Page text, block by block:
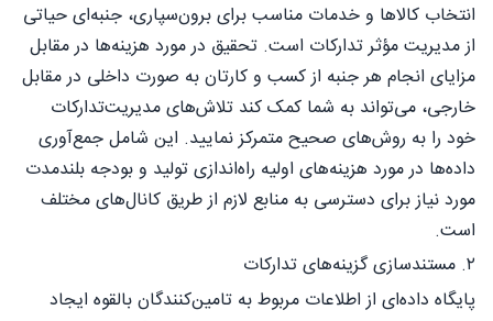
انتخاب کالاها و خدمات مناسب برای برون‌سپاری، جنبه‌ای حیاتی
از مدیریت مؤثر تدارکات است. تحقیق در مورد هزینه‌ها در مقابل
مزایای انجام هر جنبه از کسب و کارتان به صورت داخلی در مقابل
خارجی، می‌تواند به شما کمک کند تلاش‌های مدیریت‌تدارکات
خود را به روش‌های صحیح متمرکز نمایید. این شامل جمع‌آوری
داده‌ها در مورد هزینه‌های اولیه راه‌اندازی تولید و بودجه بلندمدت
مورد نیاز برای دسترسی به منابع لازم از طریق کانال‌های مختلف
است.
۲. مستندسازی گزینه‌های تدارکات
پایگاه داده‌ای از اطلاعات مربوط به تامین‌کنندگان بالقوه ایجاد